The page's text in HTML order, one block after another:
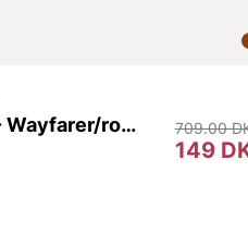
L.E.D - Wayfarer/round
149
709.00